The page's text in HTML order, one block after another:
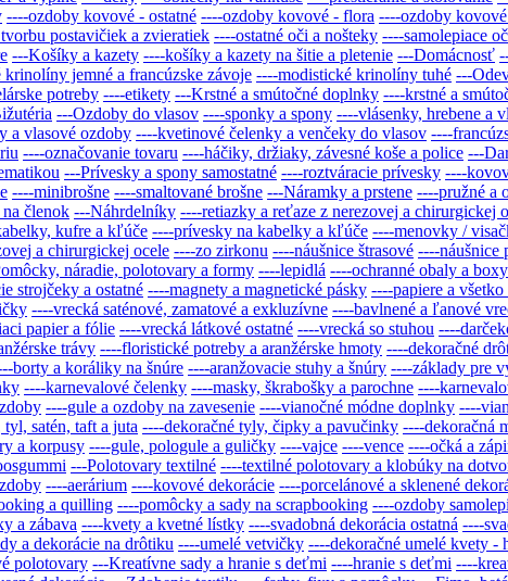
----ozdoby kovové - ostatné ----ozdoby kovové - flora ----ozdoby
postavičiek a zvieratiek ----ostatné oči a nošteky ----samolepiace
---Košíky a kazety ----košíky a kazety na šitie a pletenie ---Domácnosť
jemné a francúzske závoje ----modistické krinolíny tuhé ---
potreby ----etikety ---Krstné a smútočné doplnky ----krstné a
---Ozdoby do vlasov ----sponky a spony ----vlásenky, hrebene a
a vlasové ozdoby ----kvetinové čelenky a venčeky do vlasov ----
----označovanie tovaru ----háčiky, držiaky, závesné koše a police ---
---Prívesky a spony samostatné ----roztváracie prívesky ----
----minibrošne ----smaltované brošne ---Náramky a prstene ----pružné a
členok ---Náhrdelníky ----retiazky a reťaze z nerezovej a chirurgickej
kufre a kľúče ----prívesky na kabelky a kľúče ----menovky /
a chirurgickej ocele ----zo zirkonu ----náušnice štrasové ----náušnice
náradie, polotovary a formy ----lepidlá ----ochranné obaly a boxy
strojčeky a ostatné ----magnety a magnetické pásky ----papiere a
----vrecká saténové, zamatové a exkluzívne ----bavlnené a ľanové
papier a fólie ----vrecká látkové ostatné ----vrecká so stuhou ----
trávy ----floristické potreby a aranžérske hmoty ----dekoračné
borty a koráliky na šnúre ----aranžovacie stuhy a šnúry ----základy pre
----karnevalové čelenky ----masky, škrabošky a parochne ----
----gule a ozdoby na zavesenie ----vianočné módne doplnky ----
satén, taft a juta ----dekoračné tyly, čipky a pavučinky ----dekoračná
a korpusy ----gule, pologule a guličky ----vajce ----vence ----očká a
---Polotovary textilné ----textilné polotovary a klobúky na
----aerárium ----kovové dekorácie ----porcelánové a sklenené
a quilling ----pomôcky a sady na scrapbooking ----ozdoby
a zábava ----kvety a kvetné lístky ----svadobná dekorácia ostatná ----
a dekorácie na drôtiku ----umelé vetvičky ----dekoračné umelé kvety -
polotovary ---Kreatívne sady a hranie s deťmi ----hranie s deťmi ----